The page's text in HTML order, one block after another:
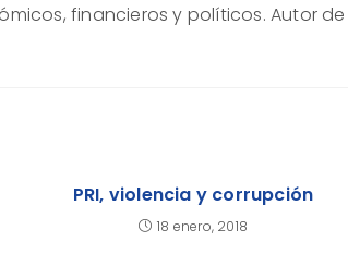
financieros y políticos. Autor
PRI, violencia y corrupción
18 enero, 2018